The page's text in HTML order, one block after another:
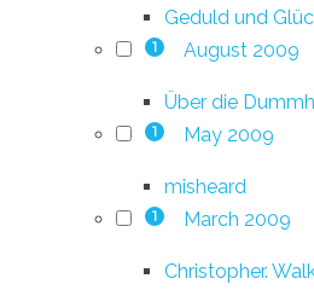
Geduld und
1 August 2009
Über die
1 May 2009
misheard
1 March 2009
Christopher.